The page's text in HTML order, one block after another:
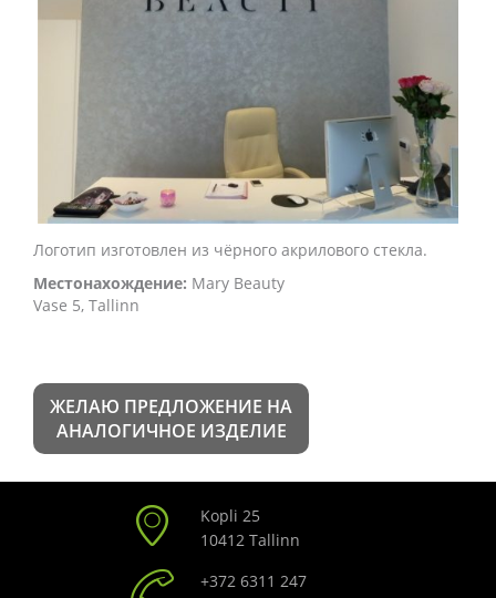
Логотип изготовлен из чёрного акрилового стекла.
Местонахождение: Mary Beauty
Vase 5, Tallinn
ЖЕЛАЮ ПРЕДЛОЖЕНИЕ НА
АНАЛОГИЧНОЕ ИЗДЕЛИЕ
Kopli 25
10412 Tallinn
+372 6311 247